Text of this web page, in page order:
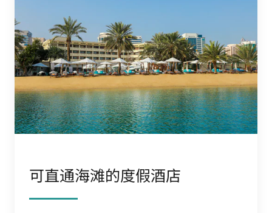
可直通海滩的度假酒店